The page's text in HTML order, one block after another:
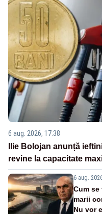
6 aug. 2026, 17:38
Ilie Bolojan anunță
revine la capacitate
6 aug.
Cum
marii
Nu vor